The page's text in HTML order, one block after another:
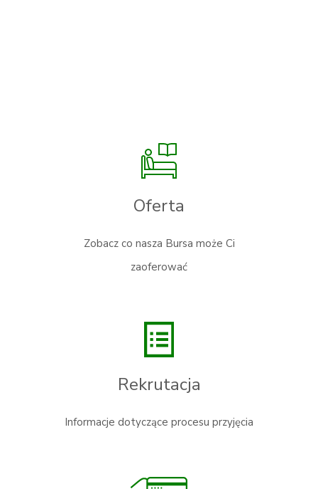
Oferta
Zobacz co nasza Bursa może Ci
zaoferować
Rekrutacja
Informacje dotyczące procesu przyjęcia